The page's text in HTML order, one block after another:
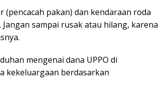
(pencacah pakan) dan kendaraan roda
sampai rusak atau hilang, karena
mengenai dana UPPO di
kekeluargaan berdasarkan